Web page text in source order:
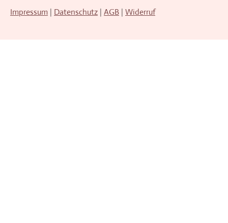
Impressum | Datenschutz | AGB | Widerruf